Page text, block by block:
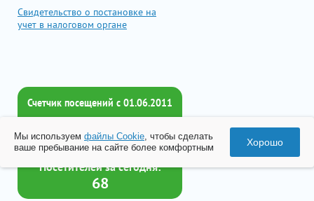
Свидетельство о постановке на
учет в налоговом органе
Счетчик посещений c 01.06.2011
Всего посетителей:
2017460
Посетителей за сегодня:
68
Мы используем файлы Cookie, чтобы сделать
ваше пребывание на сайте более комфортным
Хорошо